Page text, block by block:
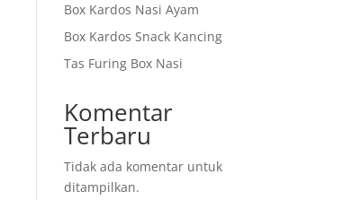
Box Kardos Nasi Ayam
Box Kardos Snack Kancing
Tas Furing Box Nasi
Komentar
Terbaru
Tidak ada komentar untuk
ditampilkan.